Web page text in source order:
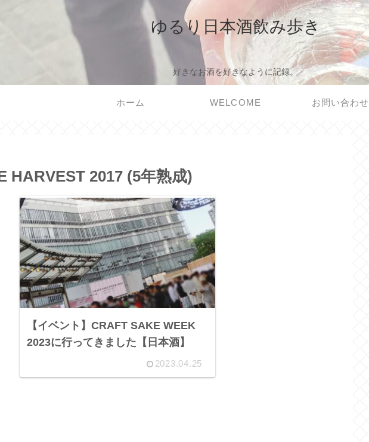
ゆるり日本酒飲み歩き
好きなお酒を好きなように記録。
ホーム WELCOME お問い合わせ
HARVEST 2017 (5年熟成)
【イベント】CRAFT SAKE WEEK
2023に行ってきました【日本酒】
2023.04.25